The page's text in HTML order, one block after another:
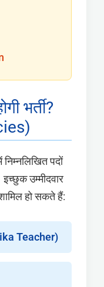
भर्ती?
पदों
उम्मीदवार
हो सकते हैं:
Teacher)